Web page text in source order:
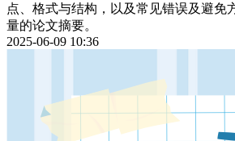
点、格式与结构，以及常见错误及避免
量的论文摘要。
2025-06-09 10:36